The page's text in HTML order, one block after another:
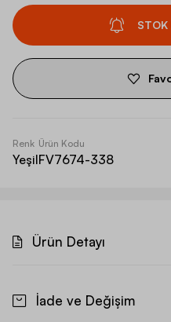
STOK
Renk
Yeşil
Ürün Kodu
FV7674-338
Ürün Detayı
İade ve Değişim